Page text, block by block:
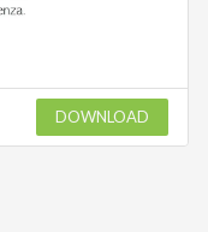
DOWNLOAD